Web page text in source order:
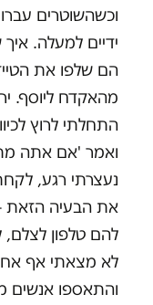
וכשהשוטרים
ידיים למעלה.
הם שלפו את
מהאקדח ליוסף.
התחלתי לרוץ
ואמר 'אם אתה
נעצרתי רגע,
את הבעיה הזאת
להם טלפון לצלם,
לא מצאתי אף
והתאספו אנשים